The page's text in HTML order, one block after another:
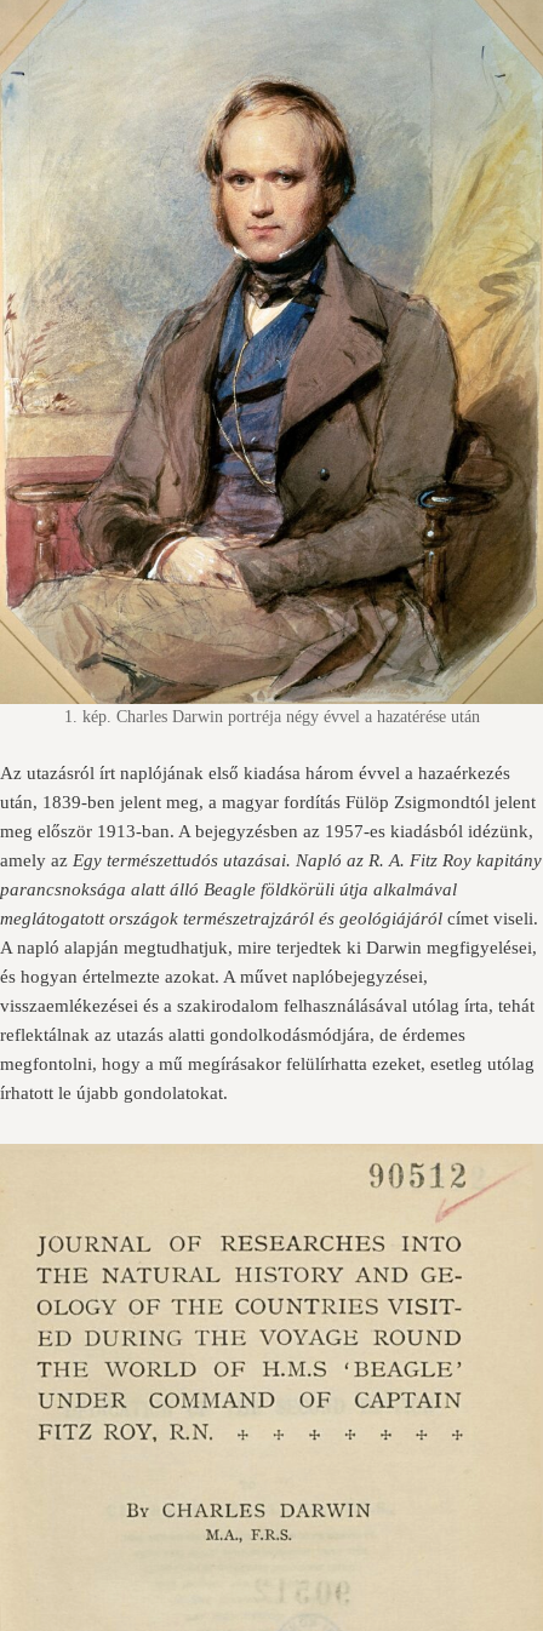
1. kép. Charles Darwin portréja négy évvel a hazatérése után
Az utazásról írt naplójának első kiadása három évvel a hazaérkezés
után, 1839-ben jelent meg, a magyar fordítás Fülöp Zsigmondtól jelent
meg először 1913-ban. A bejegyzésben az 1957-es kiadásból idézünk,
amely az Egy természettudós utazásai. Napló az R. A. Fitz Roy kapitány
parancsnoksága alatt álló Beagle földkörüli útja alkalmával
meglátogatott országok természetrajzáról és geológiájáról címet viseli.
A napló alapján megtudhatjuk, mire terjedtek ki Darwin megfigyelései,
és hogyan értelmezte azokat. A művet naplóbejegyzései,
visszaemlékezései és a szakirodalom felhasználásával utólag írta, tehát
reflektálnak az utazás alatti gondolkodásmódjára, de érdemes
megfontolni, hogy a mű megírásakor felülírhatta ezeket, esetleg utólag
írhatott le újabb gondolatokat.